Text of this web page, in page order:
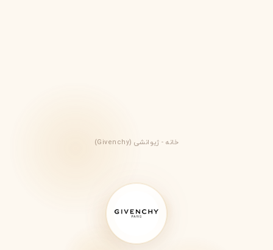
خانه- ژیوانشی (Givenchy)